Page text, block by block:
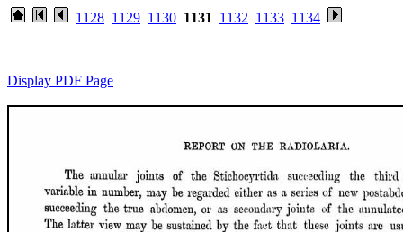
1128 1129 1130 1131 1132 1133 1134
Display PDF Page